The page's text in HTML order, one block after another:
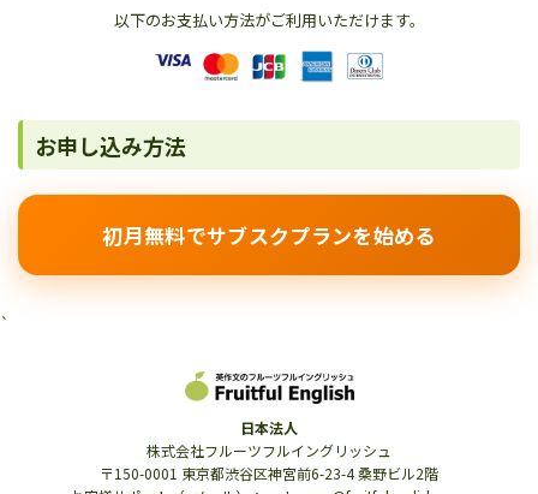
以下のお支払い方法がご利用いただけます。
お申し込み方法
初月無料でサブスクプランを始める
`
日本法人
株式会社フルーツフルイングリッシュ
〒150-0001 東京都渋谷区神宮前6-23-4 桑野ビル2階